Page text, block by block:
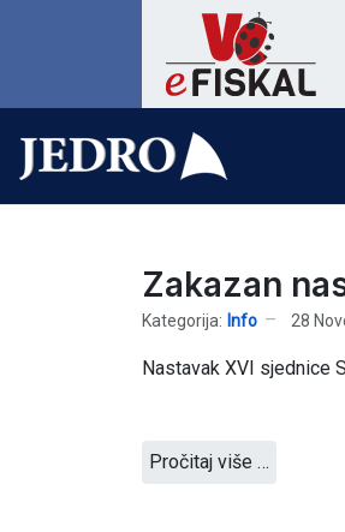
Zakazan
Kategorija: Info 28
Nastavak XVI sjednice
Pročitaj više …